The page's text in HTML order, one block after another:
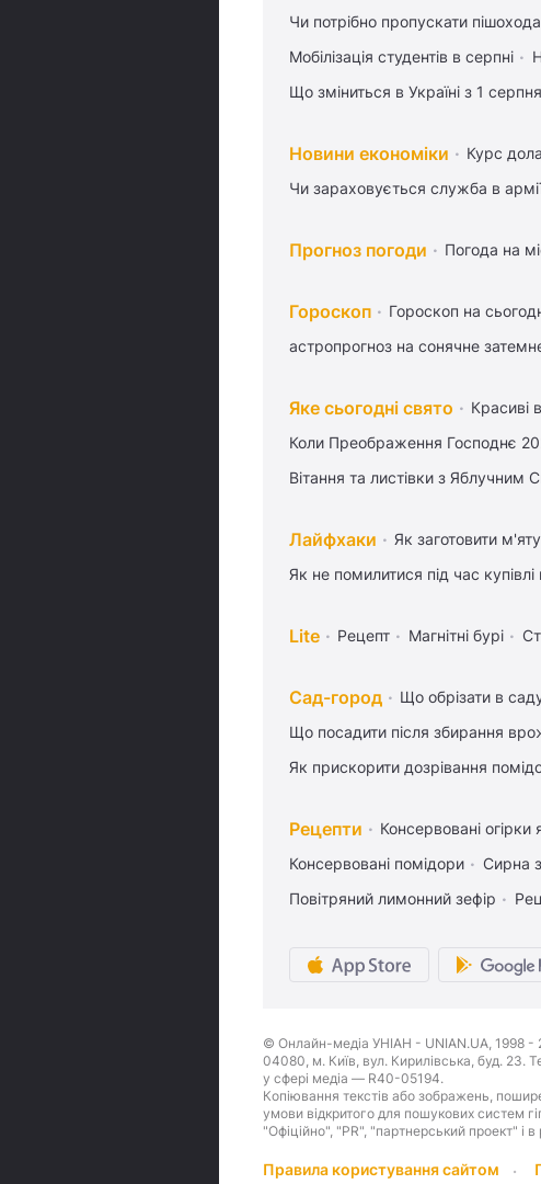
Чи потрібно пропускати
Мобілізація студентів в серпні
Що зміниться в Україні з 1 серпня
Новини економіки Курс
Чи зараховується служба в
Прогноз погоди Погода на
Гороскоп Гороскоп на
астропрогноз на сонячне
Яке сьогодні свято Красиві
Коли Преображення Господнє
Вітання та листівки з Яблучним
Лайфхаки Як заготовити
Як не помилитися під час
Lite Рецепт Магнітні бурі
Сад-город Що обрізати в
Що посадити після збирання
Як прискорити дозрівання
Рецепти Консервовані огірки
Консервовані помідори
Сирна
Повітряний лимонний зефір
© Онлайн-медіа УНІАН - UNIAN.UA, 1998 -
04080, м. Київ, вул. Кирилівська, буд. 23.
у сфері медіа — R40-05194.
Копіювання текстів або зображень,
умови відкритого для пошукових систем
"Офіційно", "PR", "партнерський проект" і
Правила користування сайтом